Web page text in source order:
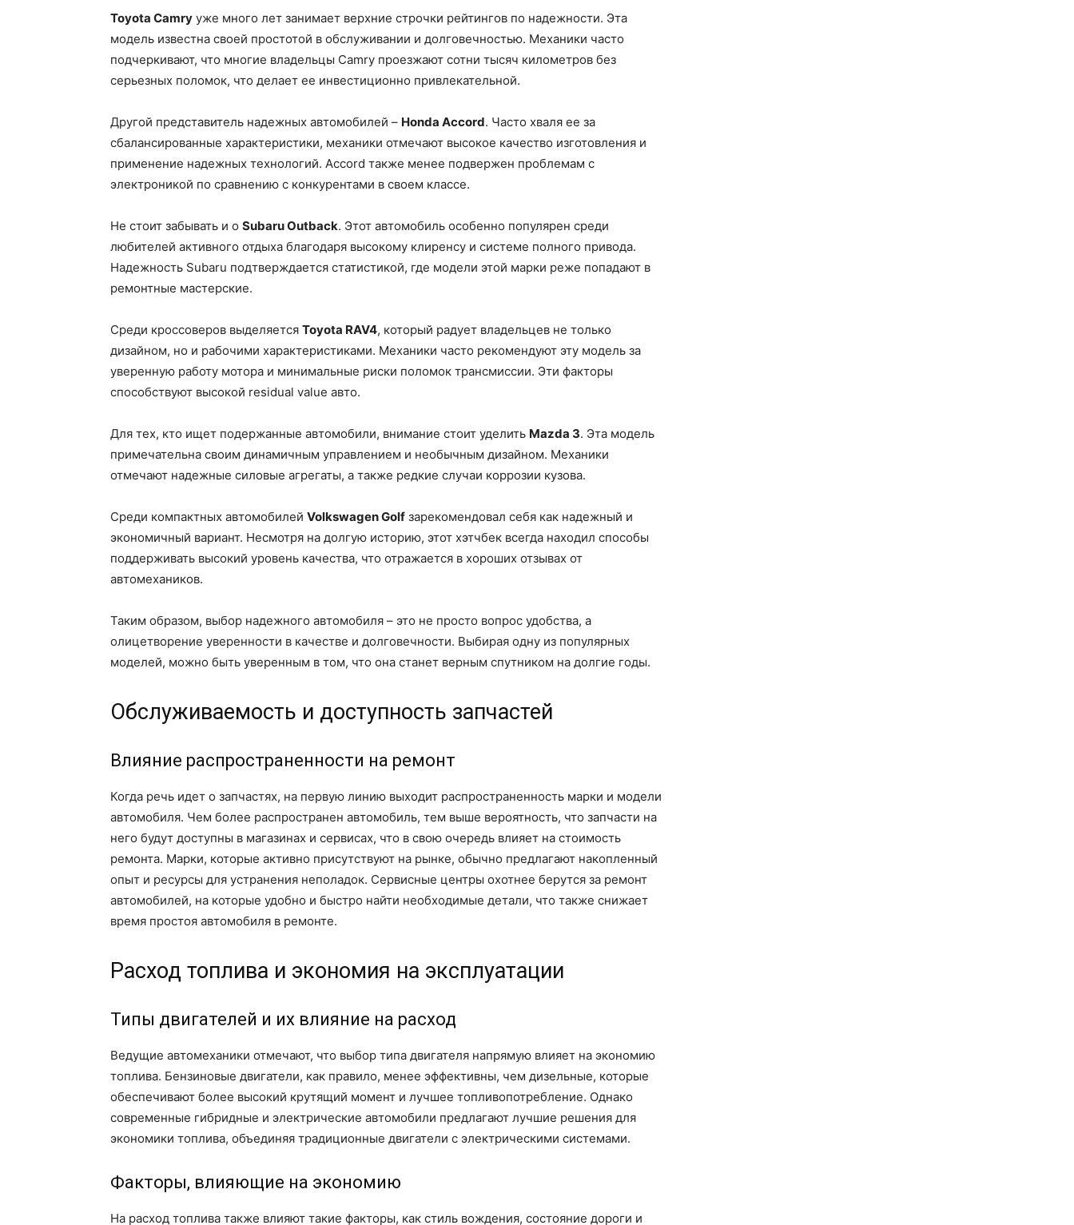
Toyota Camry уже много лет занимает верхние строчки рейтингов по надежности. Эта
модель известна своей простотой в обслуживании и долговечностью. Механики часто
подчеркивают, что многие владельцы Camry проезжают сотни тысяч километров без
серьезных поломок, что делает ее инвестиционно привлекательной.
Другой представитель надежных автомобилей – Honda Accord. Часто хваля ее за
сбалансированные характеристики, механики отмечают высокое качество изготовления и
применение надежных технологий. Accord также менее подвержен проблемам с
электроникой по сравнению с конкурентами в своем классе.
Не стоит забывать и о Subaru Outback. Этот автомобиль особенно популярен среди
любителей активного отдыха благодаря высокому клиренсу и системе полного привода.
Надежность Subaru подтверждается статистикой, где модели этой марки реже попадают в
ремонтные мастерские.
Среди кроссоверов выделяется Toyota RAV4, который радует владельцев не только
дизайном, но и рабочими характеристиками. Механики часто рекомендуют эту модель за
уверенную работу мотора и минимальные риски поломок трансмиссии. Эти факторы
способствуют высокой residual value авто.
Для тех, кто ищет подержанные автомобили, внимание стоит уделить Mazda 3. Эта модель
примечательна своим динамичным управлением и необычным дизайном. Механики
отмечают надежные силовые агрегаты, а также редкие случаи коррозии кузова.
Среди компактных автомобилей Volkswagen Golf зарекомендовал себя как надежный и
экономичный вариант. Несмотря на долгую историю, этот хэтчбек всегда находил способы
поддерживать высокий уровень качества, что отражается в хороших отзывах от
автомехаников.
Таким образом, выбор надежного автомобиля – это не просто вопрос удобства, а
олицетворение уверенности в качестве и долговечности. Выбирая одну из популярных
моделей, можно быть уверенным в том, что она станет верным спутником на долгие годы.
Обслуживаемость и доступность запчастей
Влияние распространенности на ремонт
Когда речь идет о запчастях, на первую линию выходит распространенность марки и модели
автомобиля. Чем более распространен автомобиль, тем выше вероятность, что запчасти на
него будут доступны в магазинах и сервисах, что в свою очередь влияет на стоимость
ремонта. Марки, которые активно присутствуют на рынке, обычно предлагают накопленный
опыт и ресурсы для устранения неполадок. Сервисные центры охотнее берутся за ремонт
автомобилей, на которые удобно и быстро найти необходимые детали, что также снижает
время простоя автомобиля в ремонте.
Расход топлива и экономия на эксплуатации
Типы двигателей и их влияние на расход
Ведущие автомеханики отмечают, что выбор типа двигателя напрямую влияет на экономию
топлива. Бензиновые двигатели, как правило, менее эффективны, чем дизельные, которые
обеспечивают более высокий крутящий момент и лучшее топливопотребление. Однако
современные гибридные и электрические автомобили предлагают лучшие решения для
экономики топлива, объединяя традиционные двигатели с электрическими системами.
Факторы, влияющие на экономию
На расход топлива также влияют такие факторы, как стиль вождения, состояние дороги и